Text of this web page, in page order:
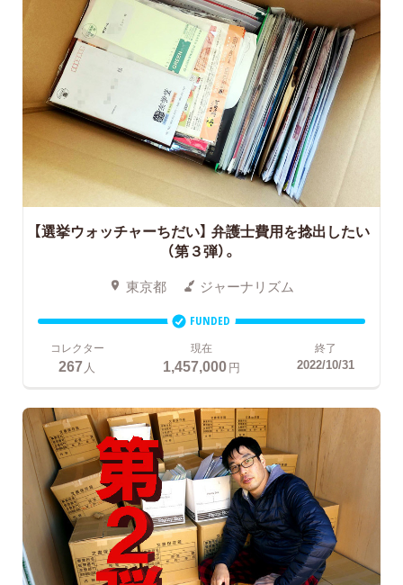
【選挙ウォッチャーちだい】 弁護士費用を捻出したい
（第３弾）。
東京都 ジャーナリズム
FUNDED
コレクター
267人
現在
1,457,000円
終了
2022/10/31